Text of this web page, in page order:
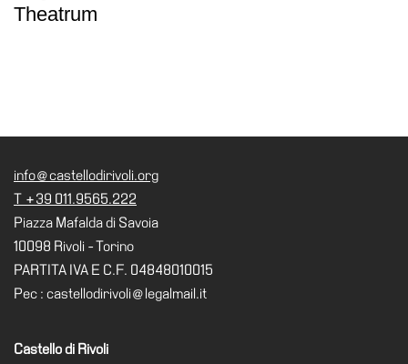
Theatrum
info@castellodirivoli.org
T +39 011.9565.222
Piazza Mafalda di Savoia
10098 Rivoli - Torino
PARTITA IVA E C.F. 04848010015
Pec : castellodirivoli@legalmail.it
Castello di Rivoli